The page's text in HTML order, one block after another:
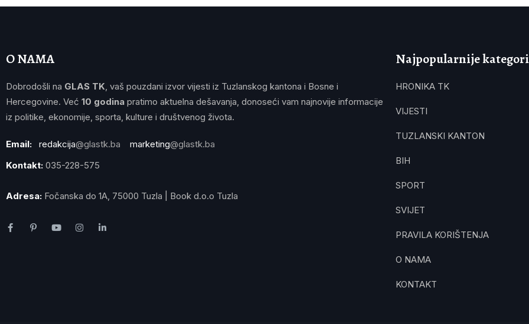
O NAMA
Dobrodošli na GLAS TK, vaš pouzdani izvor vijesti iz Tuzlanskog kantona i Bosne i
Hercegovine. Već 10 godina pratimo aktuelna dešavanja, donoseći vam najnovije informacije
iz politike, ekonomije, sporta, kulture i društvenog života.
Email: redakcija@glastk.ba marketing@glastk.ba
Kontakt: 035-228-575
Adresa: Fočanska do 1A, 75000 Tuzla | Book d.o.o Tuzla
Najpopularnije
HRONIKA TK
VIJESTI
TUZLANSKI KANTON
BIH
SPORT
SVIJET
PRAVILA KORIŠTENJA
O NAMA
KONTAKT